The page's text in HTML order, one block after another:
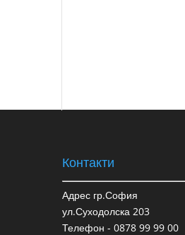
Контакти
Адрес гр.София
ул.Суходолска 203
Телефон - 0878 99 99 00